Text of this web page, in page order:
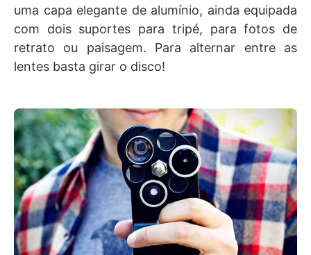
uma capa elegante de alumínio, ainda equipada
com dois suportes para tripé, para fotos de
retrato ou paisagem. Para alternar entre as
lentes basta girar o disco!